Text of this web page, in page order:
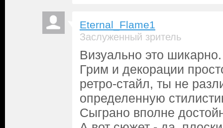
Eternal_Flame1
Заслуженный зритель
Визуально это шикарно.
Грим и декорации
ретро-стайл, ты не
определенную
Сыграно вполне